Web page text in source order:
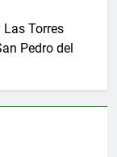
Torres
Pedro del